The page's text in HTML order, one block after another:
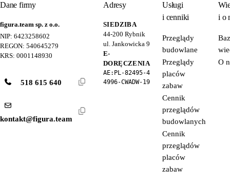
Dane firmy
figura.team sp. z o.o.
NIP: 6423258602
REGON: 540645279
KRS: 0001148930
518 615 640
kontakt@figura.team
Adresy
SIEDZIBA
44-200 Rybnik
ul. Jankowicka 9
E-
DORĘCZENIA
AE:PL-82495-4
4996-CWADW-19
Usługi
i cenniki
Przeglądy
budowlane
Przeglądy
placów
zabaw
Cennik
przeglądów
budowlanych
Cennik
przeglądów
placów
zabaw
i o
O